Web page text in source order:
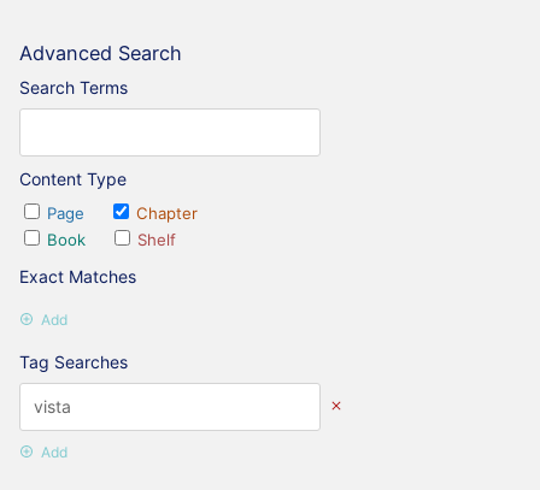
Advanced Search
Search Terms
Content Type
Page
Chapter
Book
Shelf
Exact Matches
Add
Tag Searches
Add